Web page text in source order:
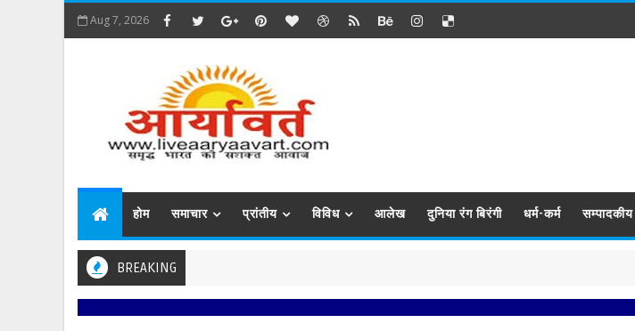
Aug 7, 2026
होम समाचार प्रांतीय विविध आलेख दुनिया रंग बिरंगी धर्म-कर्म सम्पादकीय
BREAKING